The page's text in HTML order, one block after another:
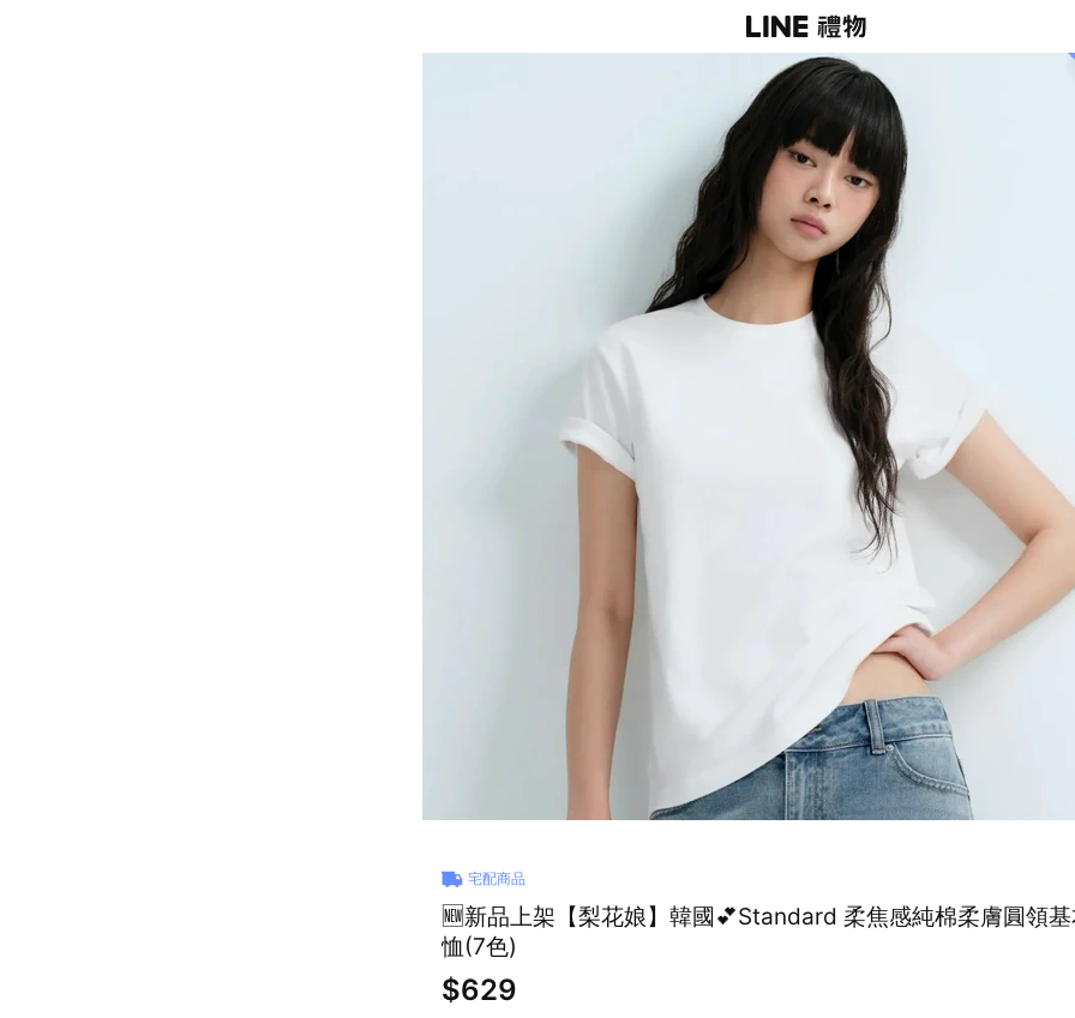
宅配商品
🆕新品上架【梨花娘】韓國💕Standard 柔焦感純棉柔膚圓領
恤(7色)
$629